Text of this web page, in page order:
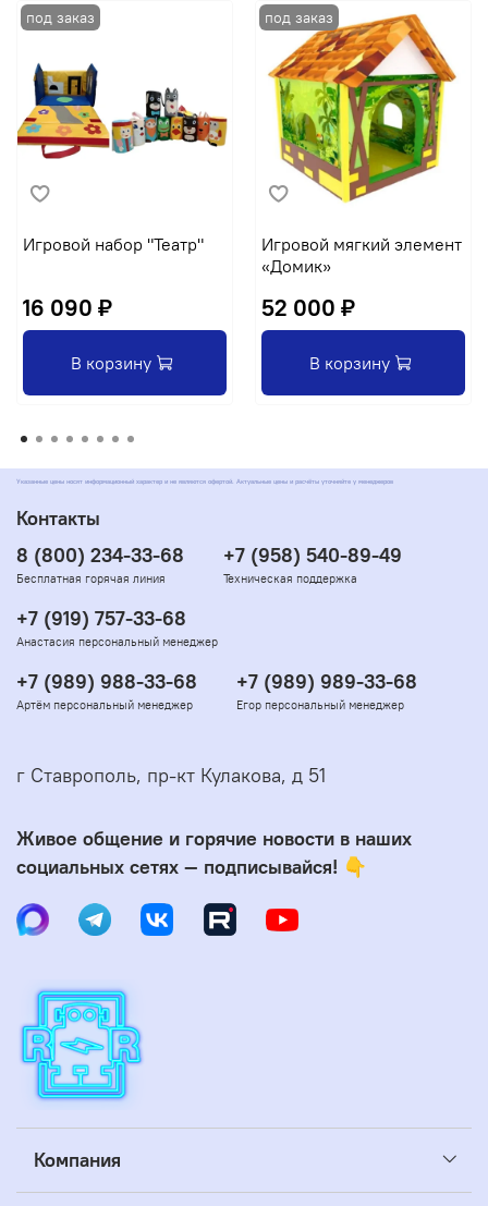
Игровой набор "Театр"
16 090 ₽
В корзину
Игровой мягкий элемент
«Домик»
52 000 ₽
В корзину
Указанные цены носят информационный характер и не являются офертой. Актуальные цены и расчёты уточняйте у менеджеров
Компания
Контакты
8 (800) 234-33-68
Бесплатная горячая линия
+7 (958) 540-89-49
Техническая поддержка
+7 (919) 757-33-68
Анастасия персональный менеджер
+7 (989) 988-33-68
Артём персональный менеджер
+7 (989) 989-33-68
Егор персональный менеджер
г Ставрополь, пр-кт Кулакова, д 51
Живое общение и горячие новости в наших
социальных сетях — подписывайся! 👇